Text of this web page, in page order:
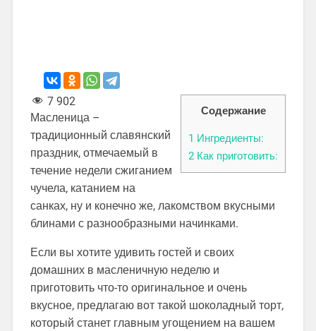
Содержание
1 Ингредиенты:
2 Как приготовить:
7 902
Масленица –
традиционный славянский
праздник, отмечаемый в
течение недели сжиганием
чучела, катанием на
санках, ну и конечно же, лакомством вкусными
блинами с разнообразными начинками.
Если вы хотите удивить гостей и своих
домашних в масленичную неделю и
приготовить что-то оригинальное и очень
вкусное, предлагаю вот такой шоколадный торт,
который станет главным угощением на вашем